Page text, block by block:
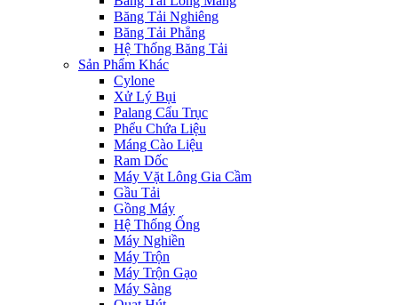
Băng Tải Nghiêng
Băng Tải Phẳng
Hệ Thống Băng Tải
Sản Phẩm Khác
Cylone
Xử Lý Bụi
Palang Cẩu Trục
Phểu Chứa Liệu
Máng Cào Liệu
Ram Dốc
Máy Vặt Lông Gia Cầm
Gầu Tải
Gồng Máy
Hệ Thống Ống
Máy Nghiền
Máy Trộn
Máy Trộn Gạo
Máy Sàng